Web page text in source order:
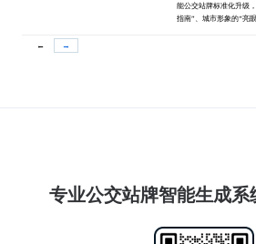
能公交站牌标准化升级
指南”、城市形象的“亮眼
← →
专业公交站牌智能生成系